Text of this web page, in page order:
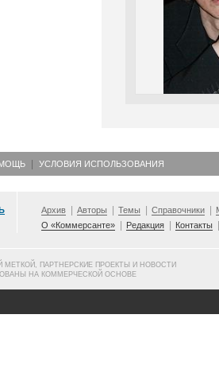
УСЛОВИЯ ИСПОЛЬЗОВАНИЯ
Архив Авторы Темы Справочники
О «Коммерсанте»
Редакция Контакты
МЕТКОЙ, ПАРТНЕРСКИЕ ПРОЕКТЫ И НОВОСТИ
НА КОММЕРЧЕСКОЙ ОСНОВЕ